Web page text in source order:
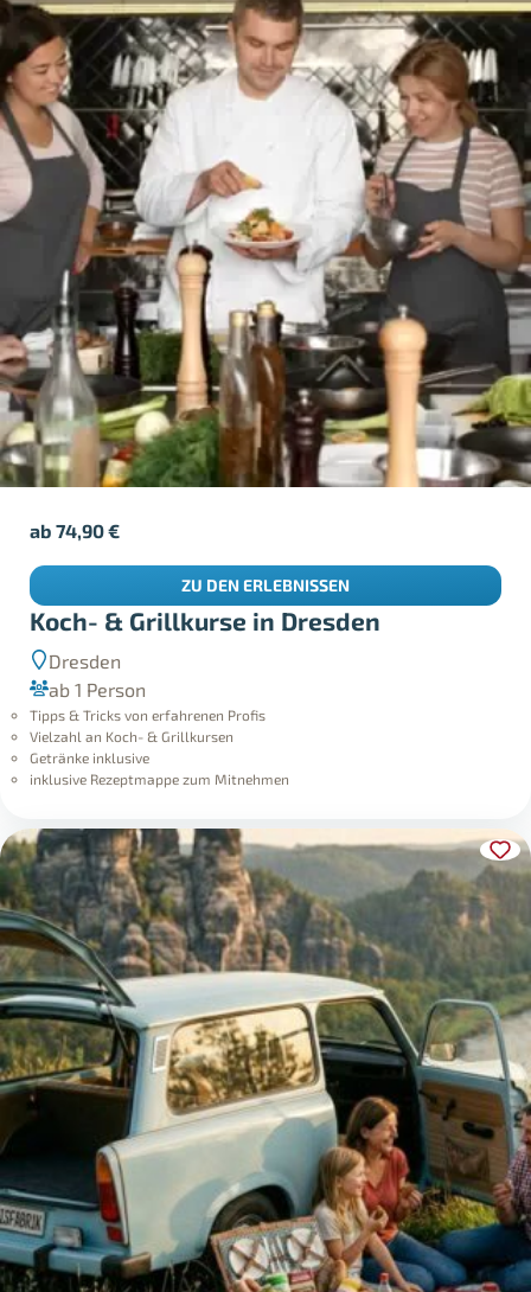
Koch- & Grillkurse in Dresden
Dresden
ab 1 Person
Tipps & Tricks von erfahrenen Profis
Vielzahl an Koch- & Grillkursen
Getränke inklusive
inklusive Rezeptmappe zum Mitnehmen
ab74,90€
ZU DEN ERLEBNISSEN